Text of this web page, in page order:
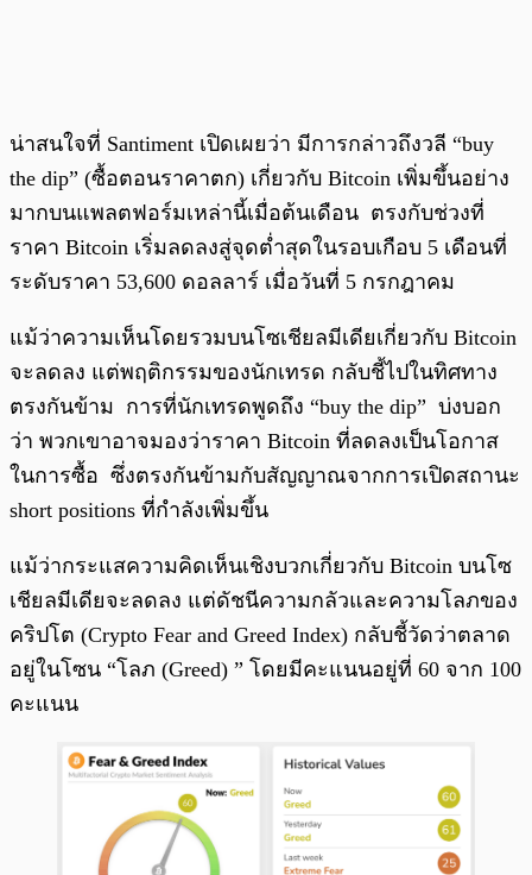
น่าสนใจที่ Santiment เปิดเผยว่า มีการกล่าวถึงวลี “buy
the dip” (ซื้อตอนราคาตก) เกี่ยวกับ Bitcoin เพิ่มขึ้นอย่าง
มากบนแพลตฟอร์มเหล่านี้เมื่อต้นเดือน ตรงกับช่วงที่
ราคา Bitcoin เริ่มลดลงสู่จุดต่ำสุดในรอบเกือบ 5 เดือนที่
ระดับราคา 53,600 ดอลลาร์ เมื่อวันที่ 5 กรกฎาคม
แม้ว่าความเห็นโดยรวมบนโซเชียลมีเดียเกี่ยวกับ Bitcoin
จะลดลง แต่พฤติกรรมของนักเทรด กลับชี้ไปในทิศทาง
ตรงกันข้าม การที่นักเทรดพูดถึง “buy the dip” บ่งบอก
ว่า พวกเขาอาจมองว่าราคา Bitcoin ที่ลดลงเป็นโอกาส
ในการซื้อ ซึ่งตรงกันข้ามกับสัญญาณจากการเปิดสถานะ
short positions ที่กำลังเพิ่มขึ้น
แม้ว่ากระแสความคิดเห็นเชิงบวกเกี่ยวกับ Bitcoin บนโซ
เชียลมีเดียจะลดลง แต่ดัชนีความกลัวและความโลภของ
คริปโต (Crypto Fear and Greed Index) กลับชี้วัดว่าตลาด
อยู่ในโซน “โลภ (Greed) ” โดยมีคะแนนอยู่ที่ 60 จาก 100
คะแนน